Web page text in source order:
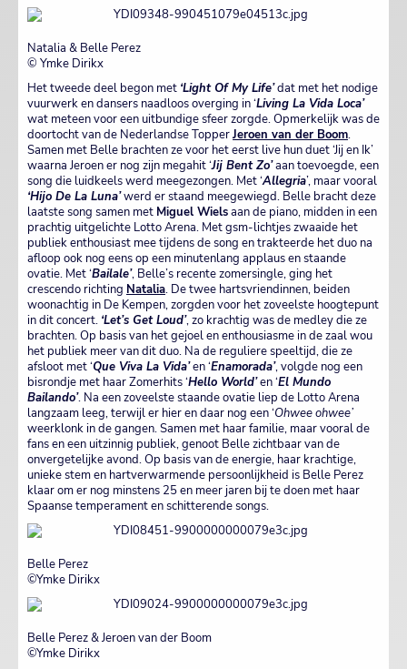
Natalia & Belle Perez
© Ymke Dirikx
Het tweede deel begon met ‘Light Of My Life’dat met het nodige
vuurwerk en dansers naadloos overging in ‘Living La Vida Loca’
wat meteen voor een uitbundige sfeer zorgde. Opmerkelijk was de
doortocht van de Nederlandse TopperJeroen van der Boom.
Samen met Belle brachten ze voor het eerst live hun duet ‘Jij en Ik’
waarna Jeroen er nog zijn megahit ‘Jij Bent Zo’aan toevoegde, een
song die luidkeels werd meegezongen. Met ‘Allegria’, maar vooral
‘Hijo De La Luna’werd er staand meegewiegd. Belle bracht deze
laatste song samen met Miguel Wielsaan de piano, midden in een
prachtig uitgelichte Lotto Arena. Met gsm-lichtjes zwaaide het
publiek enthousiast mee tijdens de song en trakteerde het duo na
afloop ook nog eens op een minutenlang applaus en staande
ovatie. Met ‘Bailale’, Belle’s recente zomersingle, ging het
crescendo richting Natalia. De twee hartsvriendinnen, beiden
woonachtig in De Kempen, zorgden voor het zoveelste hoogtepunt
in dit concert. ‘Let’s Get Loud’, zo krachtig was de medley die ze
brachten. Op basis van het gejoel en enthousiasme in de zaal wou
het publiek meer van dit duo. Na de reguliere speeltijd, die ze
afsloot met ‘Que Viva La Vida’en ‘Enamorada’, volgde nog een
bisrondje met haar Zomerhits ‘Hello World’en ‘El Mundo
Bailando’. Na een zoveelste staande ovatie liep de Lotto Arena
langzaam leeg, terwijl er hier en daar nog een ‘Ohwee ohwee’
weerklonk in de gangen. Samen met haar familie, maar vooral de
fans en een uitzinnig publiek, genoot Belle zichtbaar van de
onvergetelijke avond. Op basis van de energie, haar krachtige,
unieke stem en hartverwarmende persoonlijkheid is Belle Perez
klaar om er nog minstens 25 en meer jaren bij te doen met haar
Spaanse temperament en schitterende songs.
Belle Perez
©Ymke Dirikx
Belle Perez & Jeroen van der Boom
©Ymke Dirikx